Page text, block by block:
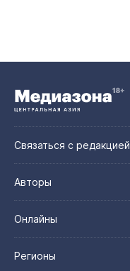
Связаться с редакцией
Авторы
Онлайны
Регионы